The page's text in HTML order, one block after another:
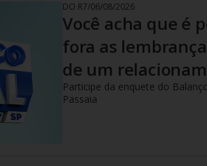
DO R7/06/08/2026
Você acha que é
fora as
de um
Participe da enquete do
Passaia